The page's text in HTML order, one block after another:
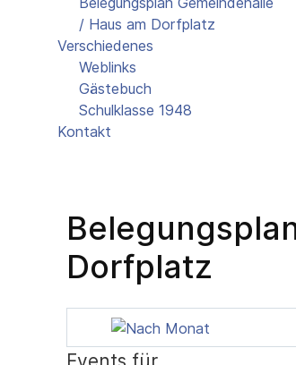
/ Haus am Dorfplatz
Verschiedenes
Weblinks
Gästebuch
Schulklasse 1948
Kontakt
Dorfplatz